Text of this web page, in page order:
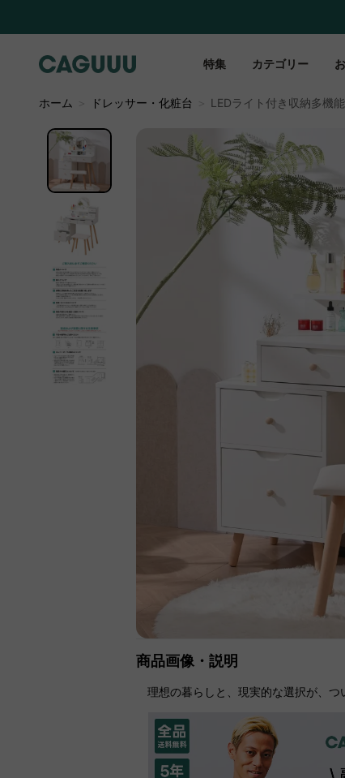
特集 カテゴリー
ホーム
ドレッサー・化粧台 LEDライト付き収納多機
商品画像・説明
理想の暮らしと、現実的な選択が、つ